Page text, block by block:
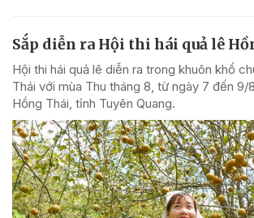
Sắp diễn ra Hội thi hái quả lê
Hội thi hái quả lê diễn ra trong khuôn khổ
Thái với mùa Thu tháng 8, từ ngày 7 đến 9/
Hồng Thái, tỉnh Tuyên Quang.